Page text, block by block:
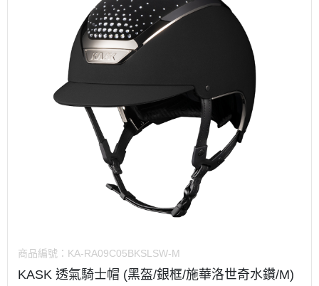
商品編號： KA-RA09C05BKSLSW-M
KASK 透氣騎士帽 (黑盔/銀框/施華洛世奇水鑽/M)